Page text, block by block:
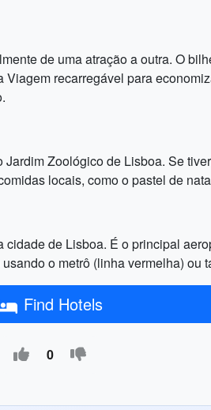
de uma atração a outra. O
recarregável para
Zoológico de Lisboa. Se
locais, como o pastel de
de Lisboa. É o principal
o metrô (linha vermelha) ou
Find Hotels
0